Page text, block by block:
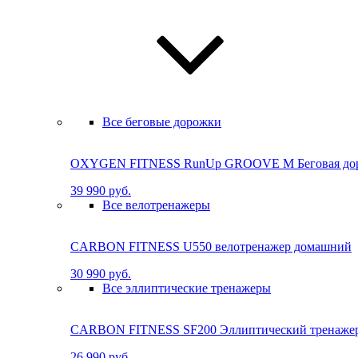
Все беговые дорожки
OXYGEN FITNESS RunUp GROOVE M Бе­го­вая
39 990 руб.
Все велотренажеры
CARBON FITNESS U550 велотренажер домашний
30 990 руб.
Все эллиптические тренажеры
CARBON FITNESS SF200 Эллиптический